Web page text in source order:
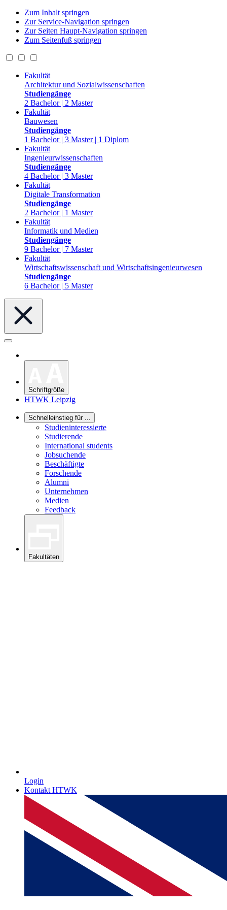
Zum Inhalt springen
Zur Service-Navigation springen
Zur Seiten Haupt-Navigation springen
Zum Seitenfuß springen
Fakultät
Architektur und Sozialwissenschaften
Studiengänge
2 Bachelor | 2 Master
Fakultät
Bauwesen
Studiengänge
1 Bachelor | 3 Master | 1 Diplom
Fakultät
Ingenieurwissenschaften
Studiengänge
4 Bachelor | 3 Master
Fakultät
Digitale Transformation
Studiengänge
2 Bachelor | 1 Master
Fakultät
Informatik und Medien
Studiengänge
9 Bachelor | 7 Master
Fakultät
Wirtschaftswissenschaft und Wirtschaftsingenieurwesen
Studiengänge
6 Bachelor | 5 Master
Schriftgröße
HTWK Leipzig
Schnelleinstieg für ...
Studieninteressierte
Studierende
International students
Jobsuchende
Beschäftigte
Forschende
Alumni
Unternehmen
Medien
Feedback
Fakultäten
Login
Kontakt HTWK